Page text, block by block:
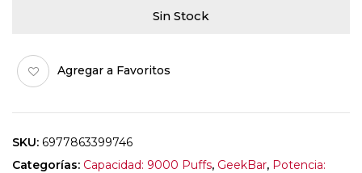
Sin Stock
Agregar a Favoritos
SKU: 6977863399746
Categorías: Capacidad: 9000 Puffs, GeekBar, Potencia: